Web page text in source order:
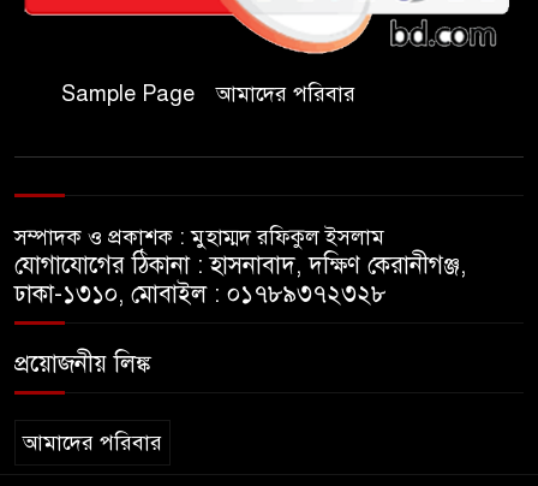
ছাত্রদলের পরিচ্ছন্নতা ও বৃক্ষরোপণ
কর্মসূচি
রাষ্ট্রবিরোধী গোপন কর্মকাণ্ডে’র দায়ে
ইসলামপুরে ‘জুলাই গণঅভ্যুত্থান
দিবস উপলক্ষ্যে আলোচনা সভা ও
সংবর্ধনা অনুষ্ঠান অনুষ্ঠিত
Sample Page আমাদের পরিবার
সম্পাদক ও প্রকাশক : মুহাম্মদ রফিকুল ইসলাম
যোগাযোগের ঠিকানা : হাসনাবাদ, দক্ষিণ কেরানীগঞ্জ,
ঢাকা-১৩১০, মোবাইল : ০১৭৮৯৩৭২৩২৮
প্রয়োজনীয় লিঙ্ক
আমাদের পরিবার